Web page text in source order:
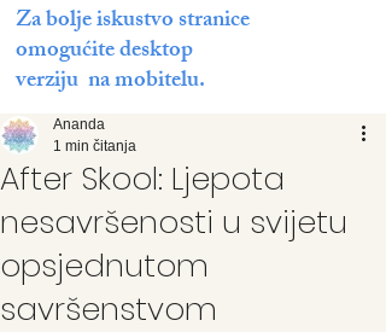
Za bolje iskustvo stranice
omogućite desktop
verziju na mobitelu.
After Skool: Ljepota
nesavršenosti u svijetu
opsjednutom
savršenstvom
Ananda
1 min čitanja